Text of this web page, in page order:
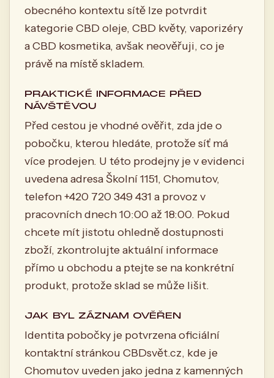
obecného kontextu sítě lze potvrdit
kategorie CBD oleje, CBD květy, vaporizéry
a CBD kosmetika, avšak neověřuji, co je
právě na místě skladem.
PRAKTICKÉ INFORMACE PŘED
NÁVŠTĚVOU
Před cestou je vhodné ověřit, zda jde o
pobočku, kterou hledáte, protože síť má
více prodejen. U této prodejny je v evidenci
uvedena adresa Školní 1151, Chomutov,
telefon +420 720 349 431 a provoz v
pracovních dnech 10:00 až 18:00. Pokud
chcete mít jistotu ohledně dostupnosti
zboží, zkontrolujte aktuální informace
přímo u obchodu a ptejte se na konkrétní
produkt, protože sklad se může lišit.
JAK BYL ZÁZNAM OVĚŘEN
Identita pobočky je potvrzena oficiální
kontaktní stránkou CBDsvět.cz, kde je
Chomutov uveden jako jedna z kamenných